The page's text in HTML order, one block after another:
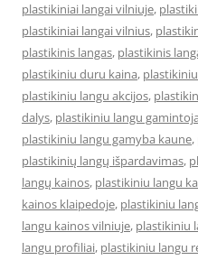
plastikiniai langai vilniuje,
plastikiniai langai vilnius,
plastikinis langas, plastikinis
plastikiniu duru kaina,
plastikiniu langu akcijos,
dalys, plastikiniu langu
plastikiniu langu gamyba kaune,
plastikinių langų išpardavimas,
langų kainos, plastikiniu langu
kainos klaipedoje, plastikiniu
langu kainos vilniuje, plastikiniu
langu profiliai, plastikiniu langu